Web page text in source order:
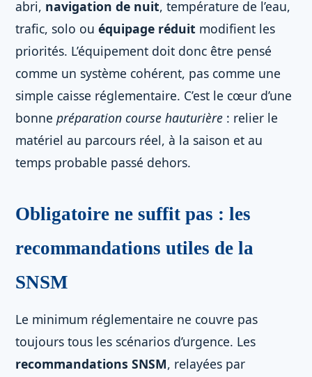
abri, navigation de nuit, température de l’eau,
trafic, solo ou équipage réduit modifient les
priorités. L’équipement doit donc être pensé
comme un système cohérent, pas comme une
simple caisse réglementaire. C’est le cœur d’une
bonne préparation course hauturière : relier le
matériel au parcours réel, à la saison et au
temps probable passé dehors.
Obligatoire ne suffit pas : les
recommandations utiles de la
SNSM
Le minimum réglementaire ne couvre pas
toujours tous les scénarios d’urgence. Les
recommandations SNSM, relayées par